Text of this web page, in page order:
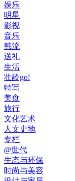
娱乐
明星
影视
音乐
韩流
送礼
生活
壮龄go!
特写
美食
旅行
文化艺术
人文史地
专栏
@世代
生态与环保
时尚与美容